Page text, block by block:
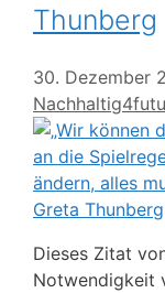
Thunberg
30. Dezember
Dieses Zitat
Notwendigkeit